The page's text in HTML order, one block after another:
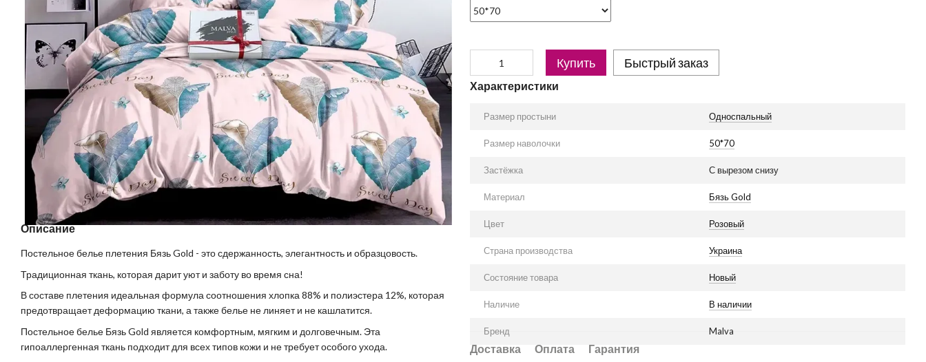
Описание
Постельное белье плетения Бязь Gold - это сдержанность, элегантность и образцовость.
Традиционная ткань, которая дарит уют и заботу во время сна!
В составе плетения идеальная формула соотношения хлопка 88% и полиэстера 12%, которая
предотвращает деформацию ткани, а также белье не линяет и не кашлатится.
Постельное белье Бязь Gold является комфортным, мягким и долговечным. Эта
гипоаллергенная ткань подходит для всех типов кожи и не требует особого ухода.
Купить Быстрый заказ
Характеристики
Размер простыни Односпальный
Размер наволочки 50*70
Застёжка С вырезом снизу
Материал Бязь Gold
Цвет Розовый
Страна производства Украина
Состояние товара Новый
Наличие В наличии
Бренд Malva
Доставка Оплата
Гарантия